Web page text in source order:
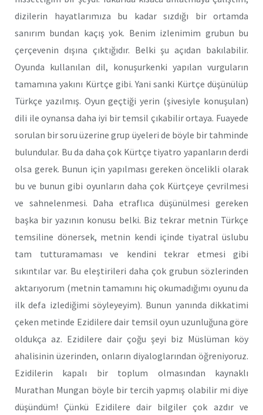
dizilerin hayatlarımıza bu kadar sızdığı bir ortamda
sanırım bundan kaçış yok. Benim izlenimim grubun bu
çerçevenin dışına çıktığıdır. Belki şu açıdan bakılabilir.
Oyunda kullanılan dil, konuşurkenki yapılan vurguların
tamamına yakını Kürtçe gibi. Yani sanki Kürtçe düşünülüp
Türkçe yazılmış. Oyun geçtiği yerin (şivesiyle konuşulan)
dili ile oynansa daha iyi bir temsil çıkabilir ortaya. Fuayede
sorulan bir soru üzerine grup üyeleri de böyle bir tahminde
bulundular. Bu da daha çok Kürtçe tiyatro yapanların derdi
olsa gerek. Bunun için yapılması gereken öncelikli olarak
bu ve bunun gibi oyunların daha çok Kürtçeye çevrilmesi
ve sahnelenmesi. Daha etraflıca düşünülmesi gereken
başka bir yazının konusu belki. Biz tekrar metnin Türkçe
temsiline dönersek, metnin kendi içinde tiyatral üslubu
tam tutturamaması ve kendini tekrar etmesi gibi
sıkıntılar var. Bu eleştirileri daha çok grubun sözlerinden
aktarıyorum (metnin tamamını hiç okumadığımı oyunu da
ilk defa izlediğimi söyleyeyim). Bunun yanında dikkatimi
çeken metinde Ezidilere dair temsil oyun uzunluğuna göre
oldukça az. Ezidilere dair çoğu şeyi biz Müslüman köy
ahalisinin üzerinden, onların diyaloglarından öğreniyoruz.
Ezidilerin kapalı bir toplum olmasından kaynaklı
Murathan Mungan böyle bir tercih yapmış olabilir mi diye
düşündüm! Çünkü Ezidilere dair bilgiler çok azdır ve